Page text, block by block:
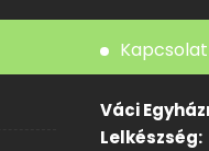
Kapcsolat
Váci
Lelkészség: